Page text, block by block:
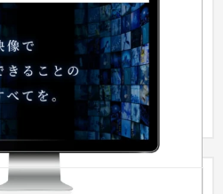
ーン
、コラムなどのあらゆるコンテ
内での回遊が増やすことを目的と